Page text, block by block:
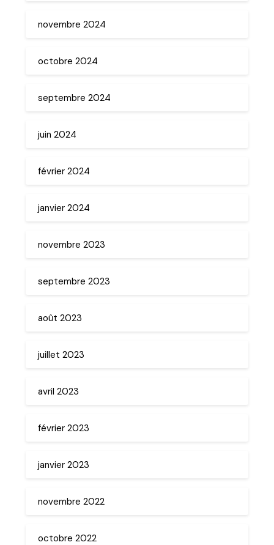
novembre 2024
octobre 2024
septembre 2024
juin 2024
février 2024
janvier 2024
novembre 2023
septembre 2023
août 2023
juillet 2023
avril 2023
février 2023
janvier 2023
novembre 2022
octobre 2022